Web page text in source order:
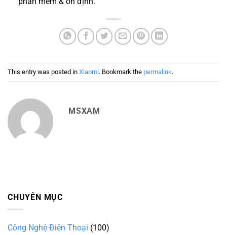
This entry was posted in Xiaomi. Bookmark the permalink.
MSXAM
CHUYÊN MỤC
Công Nghệ Điện Thoại (100)